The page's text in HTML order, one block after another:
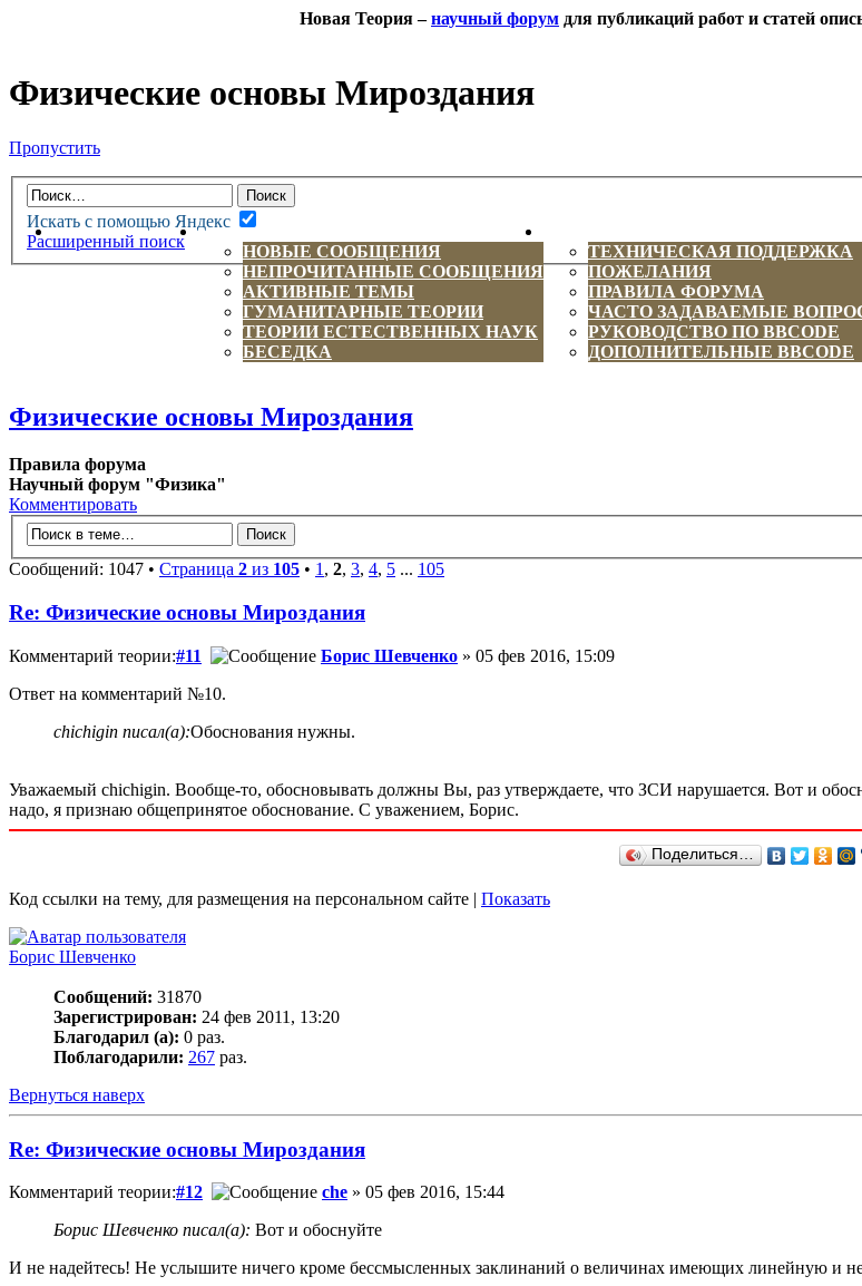
Новая Теория –научный форум для публикаций работ и статей
Физические основы Мироздания
Пропустить
Искать с помощью Яндекс
Расширенный поиск
НОВАЯ ТЕОРИЯФОРУМ
НОВЫЕ СООБЩЕНИЯ
НЕПРОЧИТАННЫЕ СООБЩЕНИЯ
АКТИВНЫЕ ТЕМЫ
ГУМАНИТАРНЫЕ ТЕОРИИ
ТЕОРИИ ЕСТЕСТВЕННЫХ НАУК
БЕСЕДКА
ТЕХНИЧЕСКАЯ ПОДДЕРЖКА
ПОЖЕЛАНИЯ
ПРАВИЛА ФОРУМА
ЧАСТО ЗАДАВАЕМЫЕ
РУКОВОДСТВО ПО BBCODE
ДОПОЛНИТЕЛЬНЫЕ BBCODE
Физические основы Мироздания
Правила форума
Научный форум "Физика"
Комментировать
Сообщений: 1047 • Страница 2 из 105 • 1, 2, 3, 4, 5 ... 105
Re: Физические основы Мироздания
Комментарий теории:#11 Борис Шевченко » 05 фев 2016, 15:09
Ответ на комментарий №10.
chichigin писал(а):Обоснования нужны.
Уважаемый chichigin. Вообще-то, обосновывать должны Вы, раз утверждаете, что ЗСИ нарушается. Вот и
надо, я признаю общепринятое обоснование. С уважением, Борис.
Поделиться…
Код ссылки на тему, для размещения на персональном сайте | Показать
Борис Шевченко
Сообщений: 31870
Зарегистрирован: 24 фев 2011, 13:20
Благодарил (а): 0 раз.
Поблагодарили: 267 раз.
Вернуться наверх
Re: Физические основы Мироздания
Комментарий теории:#12 che » 05 фев 2016, 15:44
Борис Шевченко писал(а): Вот и обоснуйте
И не надейтесь! Не услышите ничего кроме бессмысленных заклинаний о величинах имеющих линейную и